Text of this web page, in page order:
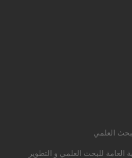
العلمي
العامة للبحث العلمي و التطوير